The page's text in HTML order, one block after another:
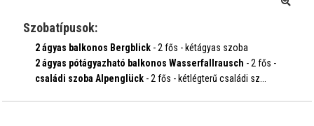
Szobatípusok:
2 ágyas balkonos Bergblick - 2 fős - kétágyas szoba
balkonnal...
időpontok, árak
2 ágyas pótágyazható balkonos Wasserfallrausch - 2 fős -
kétá...
családi szoba Alpenglück - 2 fős - kétlégterű családi sz...